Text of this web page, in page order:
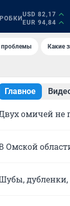
USD 82,17
EUR 94,84
проблемы Какие
Главное
омичей не
Омской